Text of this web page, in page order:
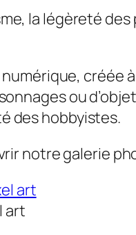
la légèreté
créée
ou
des hobbyistes.
notre galerie
art